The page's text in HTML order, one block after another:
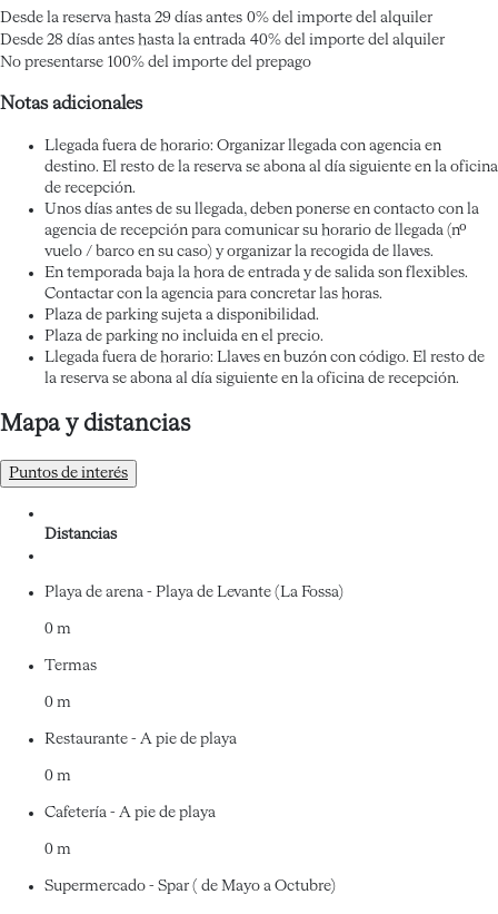
Desde la reserva hasta 29 días antes 0% del importe del alquiler
Desde 28 días antes hasta la entrada 40% del importe del alquiler
No presentarse 100% del importe del prepago
Notas adicionales
Llegada fuera de horario: Organizar llegada con agencia en
destino. El resto de la reserva se abona al día siguiente en la oficina
de recepción.
Unos días antes de su llegada, deben ponerse en contacto con la
agencia de recepción para comunicar su horario de llegada (nº
vuelo / barco en su caso) y organizar la recogida de llaves.
En temporada baja la hora de entrada y de salida son flexibles.
Contactar con la agencia para concretar las horas.
Plaza de parking sujeta a disponibilidad.
Plaza de parking no incluida en el precio.
Llegada fuera de horario: Llaves en buzón con código. El resto de
la reserva se abona al día siguiente en la oficina de recepción.
Mapa y distancias
Puntos de interés
Distancias
Playa de arena - Playa de Levante (La Fossa)
0 m
Termas
0 m
Restaurante - A pie de playa
0 m
Cafetería - A pie de playa
0 m
Supermercado - Spar ( de Mayo a Octubre)